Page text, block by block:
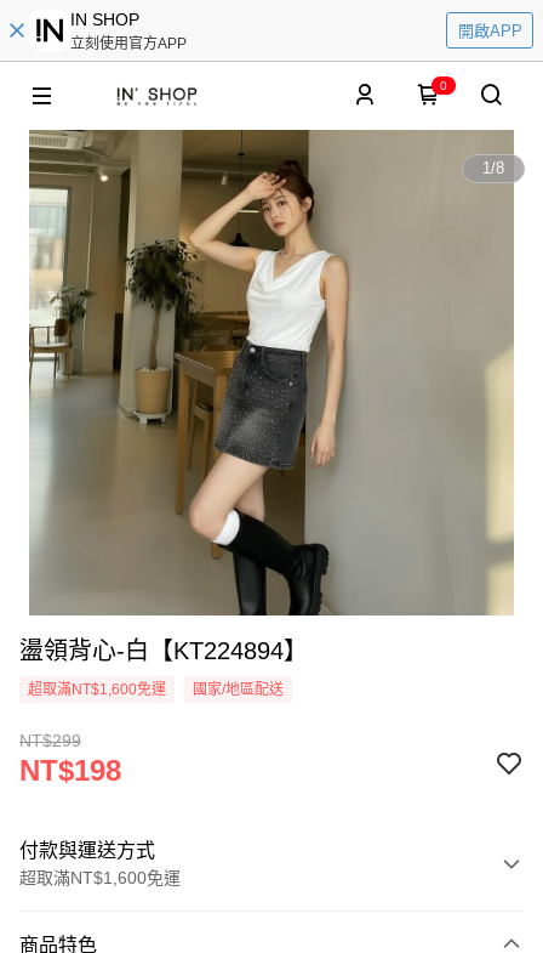
IN SHOP
立刻使用官方APP
開啟APP
0
1/8
盪領背心-白【KT224894】
超取滿NT$1,600免運 國家/地區配送
NT$299
NT$198
付款與運送方式
超取滿NT$1,600免運
商品特色